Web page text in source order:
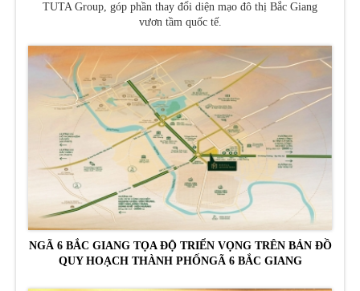
TUTA Group, góp phần thay đổi diện mạo đô thị Bắc Giang
vươn tầm quốc tế.
NGÃ 6 BẮC GIANG TỌA ĐỘ TRIỂN VỌNG TRÊN BẢN ĐỒ
QUY HOẠCH THÀNH PHỐNGÃ 6 BẮC GIANG